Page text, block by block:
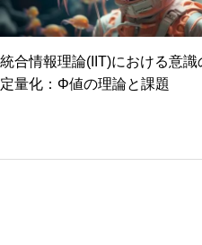
統合情報理論(IIT)における意識
定量化：Φ値の理論と課題